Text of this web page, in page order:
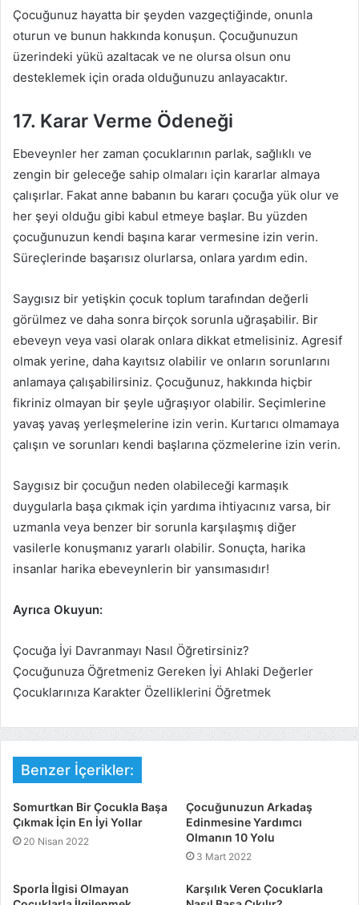
Çocuğunuz hayatta bir şeyden vazgeçtiğinde, onunla
oturun ve bunun hakkında konuşun. Çocuğunuzun
üzerindeki yükü azaltacak ve ne olursa olsun onu
desteklemek için orada olduğunuzu anlayacaktır.
17. Karar Verme Ödeneği
Ebeveynler her zaman çocuklarının parlak, sağlıklı ve
zengin bir geleceğe sahip olmaları için kararlar almaya
çalışırlar. Fakat anne babanın bu kararı çocuğa yük olur ve
her şeyi olduğu gibi kabul etmeye başlar. Bu yüzden
çocuğunuzun kendi başına karar vermesine izin verin.
Süreçlerinde başarısız olurlarsa, onlara yardım edin.
Saygısız bir yetişkin çocuk toplum tarafından değerli
görülmez ve daha sonra birçok sorunla uğraşabilir. Bir
ebeveyn veya vasi olarak onlara dikkat etmelisiniz. Agresif
olmak yerine, daha kayıtsız olabilir ve onların sorunlarını
anlamaya çalışabilirsiniz. Çocuğunuz, hakkında hiçbir
fikriniz olmayan bir şeyle uğraşıyor olabilir. Seçimlerine
yavaş yavaş yerleşmelerine izin verin. Kurtarıcı olmamaya
çalışın ve sorunları kendi başlarına çözmelerine izin verin.
Saygısız bir çocuğun neden olabileceği karmaşık
duygularla başa çıkmak için yardıma ihtiyacınız varsa, bir
uzmanla veya benzer bir sorunla karşılaşmış diğer
vasilerle konuşmanız yararlı olabilir. Sonuçta, harika
insanlar harika ebeveynlerin bir yansımasıdır!
Ayrıca Okuyun:
Çocuğa İyi Davranmayı Nasıl Öğretirsiniz?
Çocuğunuza Öğretmeniz Gereken İyi Ahlaki Değerler
Çocuklarınıza Karakter Özelliklerini Öğretmek
Benzer İçerikler:
Somurtkan Bir Çocukla Başa
Çıkmak İçin En İyi Yollar
20 Nisan 2022
Çocuğunuzun Arkadaş
Edinmesine Yardımcı
Olmanın 10 Yolu
3 Mart 2022
Sporla İlgisi Olmayan
Karşılık Veren Çocuklarla